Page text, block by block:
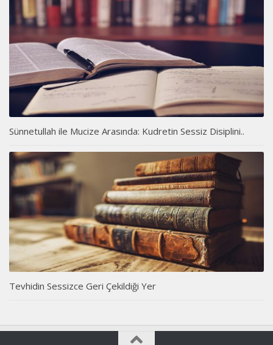
Sünnetullah ile Mucize Arasında: Kudretin Sessiz Disiplini..
Tevhidin Sessizce Geri Çekildiği Yer